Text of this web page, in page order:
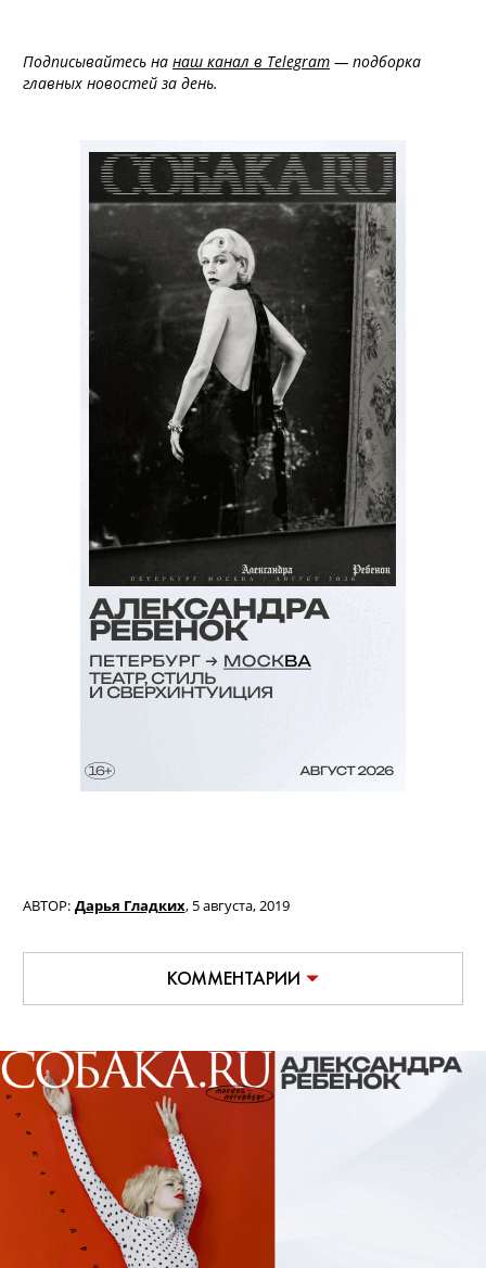
Подписывайтесь на наш канал в Telegram — подборка
главных новостей за день.
АВТОР: Дарья Гладких, 5 августа, 2019
КОММЕНТАРИИ